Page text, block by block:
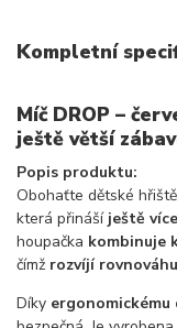
Kompletní
Míč DROP –
ještě větší
Popis produktu:
Obohaťte dětské
která přináší ještě
houpačka kombinuje
čímž rozvíjí
Díky ergonomickému